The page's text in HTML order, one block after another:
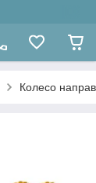
Колесо